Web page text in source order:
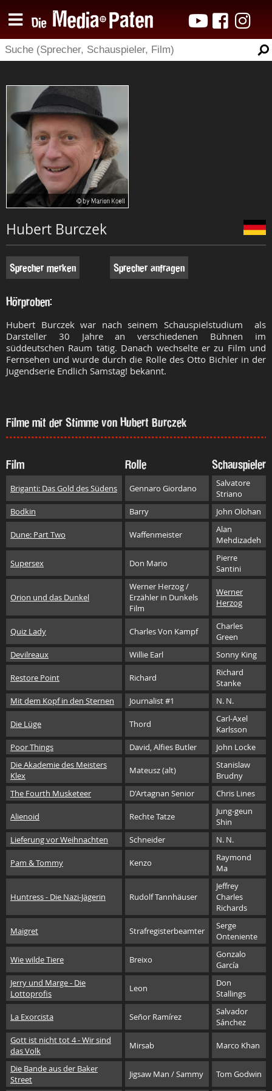
Hubert Burczek
Sprecher merken Sprecher anfragen
Hörproben:
Hubert Burczek war nach seinem Schauspielstudium als
Darsteller 30 Jahre an verschiedenen Bühnen im
süddeutschen Raum tätig. Danach wechselte er zu Film und
Fernsehen und wurde durch die Rolle des Otto Bichler in der
Jugendserie Endlich Samstag! bekannt.
Filme mit der Stimme von Hubert Burczek
Film Rolle Schauspieler
Briganti: Das Gold des Südens Gennaro Giordano
Salvatore
Striano
Bodkin
Barry John Olohan
Dune: Part Two Waffenmeister
Alan
Mehdizadeh
Supersex Don Mario
Pierre
Santini
Orion und das Dunkel
Werner Herzog /
Erzähler in Dunkels
Film
Werner
Herzog
Quiz Lady Charles Von Kampf
Charles
Green
Devilreaux
Willie Earl Sonny King
Restore Point Richard
Richard
Stanke
Mit dem Kopf in den Sternen
Journalist #1 N. N.
Die Lüge Thord
Carl-Axel
Karlsson
Poor Things
David, Alfies Butler
John Locke
Die Akademie des Meisters
Klex
Mateusz (alt)
Stanislaw
Brudny
The Fourth Musketeer
D'Artagnan Senior Chris Lines
Alienoid Rechte Tatze
Jung-geun
Shin
Lieferung vor Weihnachten
Schneider N. N.
Pam & Tommy Kenzo
Raymond
Ma
Huntress - Die Nazi-Jägerin Rudolf Tannhäuser
Jeffrey
Charles
Richards
Maigret Strafregisterbeamter
Serge
Onteniente
Wie wilde Tiere Breixo
Gonzalo
García
Jerry und Marge - Die
Lottoprofis
Leon
Don
Stallings
La Exorcista Señor Ramírez
Salvador
Sánchez
Gott ist nicht tot 4 - Wir sind
das Volk
Mirsab Marco Khan
Die Bande aus der Baker
Street
Jigsaw Man / Sammy Tom Godwin